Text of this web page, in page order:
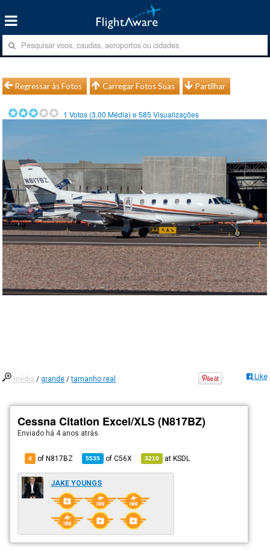
Regressar às Fotos Carregar Fotos Suas Partilhar
1 Votos (3.00 Média) e585 Visualizações
média /grande /tamanho real Like
Cessna Citation Excel/XLS (N817BZ)
Enviado há 4 anos atrás
4 of N817BZ 5535 ofC56X 3210 atKSDL
JAKE YOUNGS